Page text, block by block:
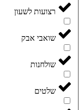
רצועות לשעון
שואבי אבק
שולחנות
שלטים